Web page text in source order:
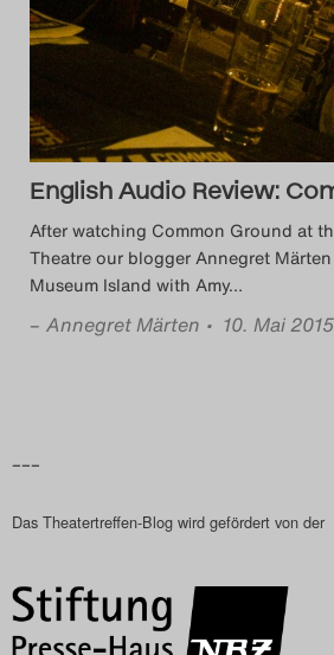
Das
2014
Das
2015
Das
2016
Das
2018
Das
2018
English Audio Review:
After watching Common Ground at
Theatre our blogger Annegret
Museum Island with Amy…
– Annegret Märten • 10. Mai 2015
–––
Das Theatertreffen-Blog wird gefördert von der